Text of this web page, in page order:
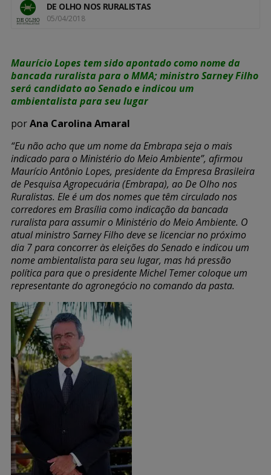
DE OLHO NOS RURALISTAS
05/04/2018
Maurício Lopes tem sido apontado como nome da
bancada ruralista para o MMA; ministro Sarney Filho
será candidato ao Senado e indicou um
ambientalista para seu lugar
porAna Carolina Amaral
“Eu não acho que um nome da Embrapa seja o mais
indicado para o Ministério do Meio Ambiente”, afirmou
Maurício Antônio Lopes, presidente da Empresa Brasileira
de Pesquisa Agropecuária (Embrapa), ao De Olho nos
Ruralistas. Ele é um dos nomes que têm circulado nos
corredores em Brasília como indicação da bancada
ruralista para assumir o Ministério do Meio Ambiente. O
atual ministro Sarney Filho deve se licenciar no próximo
dia 7 para concorrer às eleições do Senado e indicou um
nome ambientalista para seu lugar, mas há pressão
política para que o presidente Michel Temer coloque um
representante do agronegócio no comando da pasta.